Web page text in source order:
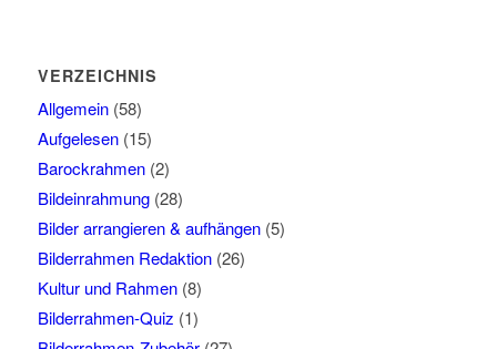
VERZEICHNIS
Allgemein(58)
Aufgelesen(15)
Barockrahmen(2)
Bildeinrahmung(28)
Bilder arrangieren & aufhängen(5)
Bilderrahmen Redaktion(26)
Kultur und Rahmen(8)
Bilderrahmen-Quiz (1)